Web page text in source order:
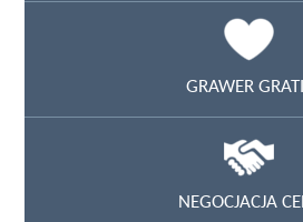
GRAWER
NEGOCJACJA